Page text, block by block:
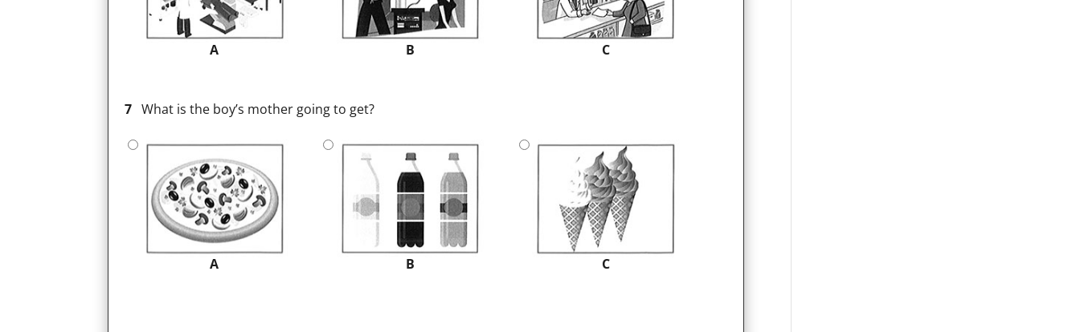
A B C
7 What is the boy’s mother going to get?
A B C